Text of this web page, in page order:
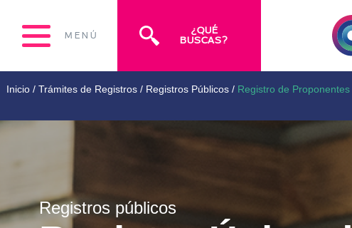
MENÚ
¿QUÉ
BUSCAS?
Inicio / Trámites de Registros / Registros Públicos / Registro de Proponentes
Registros públicos